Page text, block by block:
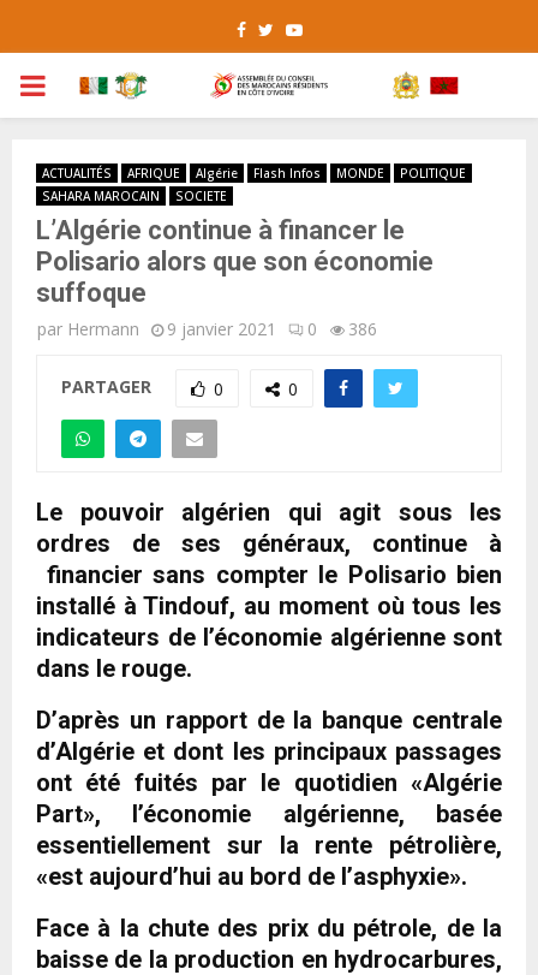
Facebook
TwitterYoutube
PRIMARY
ACTUALITÉS AFRIQUE Algérie Flash Infos MONDE
POLITIQUE
SAHARA MAROCAIN
SOCIETE
L’Algérie continue à financer le
Polisario alors que son économie
suffoque
par Hermann 9 janvier 2021 0 386
PARTAGER 0 0
Le pouvoir algérien qui agit sous les
ordres de ses généraux, continue à
financier sans compter le Polisario bien
installé à Tindouf, au moment où tous les
indicateurs de l’économie algérienne sont
dans le rouge.
D’après un rapport de la banque centrale
d’Algérie et dont les principaux passages
ont été fuités par le quotidien «Algérie
Part», l’économie algérienne, basée
essentiellement sur la rente pétrolière,
«est aujourd’hui au bord de l’asphyxie».
Face à la chute des prix du pétrole, de la
baisse de la production en hydrocarbures,